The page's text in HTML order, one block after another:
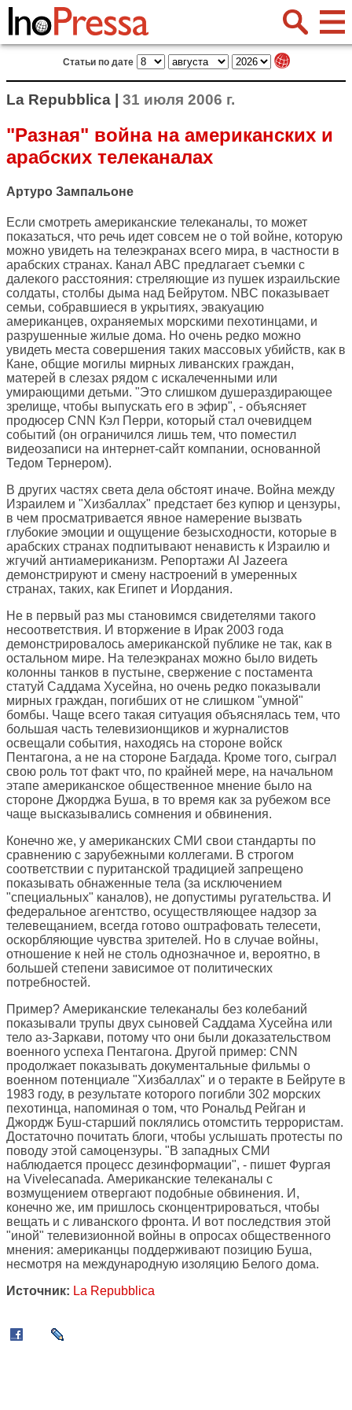
Статьи по дате
La Repubblica | 31 июля 2006 г.
"Разная" война на американских и
арабских телеканалах
Артуро Зампальоне
Если смотреть американские телеканалы, то может
показаться, что речь идет совсем не о той войне, которую
можно увидеть на телеэкранах всего мира, в частности в
арабских странах. Канал ABC предлагает съемки с
далекого расстояния: стреляющие из пушек израильские
солдаты, столбы дыма над Бейрутом. NBC показывает
семьи, собравшиеся в укрытиях, эвакуацию
американцев, охраняемых морскими пехотинцами, и
разрушенные жилые дома. Но очень редко можно
увидеть места совершения таких массовых убийств, как в
Кане, общие могилы мирных ливанских граждан,
матерей в слезах рядом с искалеченными или
умирающими детьми. "Это слишком душераздирающее
зрелище, чтобы выпускать его в эфир", - объясняет
продюсер CNN Кэл Перри, который стал очевидцем
событий (он ограничился лишь тем, что поместил
видеозаписи на интернет-сайт компании, основанной
Тедом Тернером).
В других частях света дела обстоят иначе. Война между
Израилем и "Хизбаллах" предстает без купюр и цензуры,
в чем просматривается явное намерение вызвать
глубокие эмоции и ощущение безысходности, которые в
арабских странах подпитывают ненависть к Израилю и
жгучий антиамериканизм. Репортажи Al Jazeera
демонстрируют и смену настроений в умеренных
странах, таких, как Египет и Иордания.
Не в первый раз мы становимся свидетелями такого
несоответствия. И вторжение в Ирак 2003 года
демонстрировалось американской публике не так, как в
остальном мире. На телеэкранах можно было видеть
колонны танков в пустыне, свержение с постамента
статуй Саддама Хусейна, но очень редко показывали
мирных граждан, погибших от не слишком "умной"
бомбы. Чаще всего такая ситуация объяснялась тем, что
большая часть телевизионщиков и журналистов
освещали события, находясь на стороне войск
Пентагона, а не на стороне Багдада. Кроме того, сыграл
свою роль тот факт что, по крайней мере, на начальном
этапе американское общественное мнение было на
стороне Джорджа Буша, в то время как за рубежом все
чаще высказывались сомнения и обвинения.
Конечно же, у американских СМИ свои стандарты по
сравнению с зарубежными коллегами. В строгом
соответствии с пуританской традицией запрещено
показывать обнаженные тела (за исключением
"специальных" каналов), не допустимы ругательства. И
федеральное агентство, осуществляющее надзор за
телевещанием, всегда готово оштрафовать телесети,
оскорбляющие чувства зрителей. Но в случае войны,
отношение к ней не столь однозначное и, вероятно, в
большей степени зависимое от политических
потребностей.
Пример? Американские телеканалы без колебаний
показывали трупы двух сыновей Саддама Хусейна или
тело аз-Заркави, потому что они были доказательством
военного успеха Пентагона. Другой пример: CNN
продолжает показывать документальные фильмы о
военном потенциале "Хизбаллах" и о теракте в Бейруте в
1983 году, в результате которого погибли 302 морских
пехотинца, напоминая о том, что Рональд Рейган и
Джордж Буш-старший поклялись отомстить террористам.
Достаточно почитать блоги, чтобы услышать протесты по
поводу этой самоцензуры. "В западных СМИ
наблюдается процесс дезинформации", - пишет Фургая
на Vivelecanada. Американские телеканалы с
возмущением отвергают подобные обвинения. И,
конечно же, им пришлось сконцентрироваться, чтобы
вещать и с ливанского фронта. И вот последствия этой
"иной" телевизионной войны в опросах общественного
мнения: американцы поддерживают позицию Буша,
несмотря на международную изоляцию Белого дома.
Источник: La Repubblica